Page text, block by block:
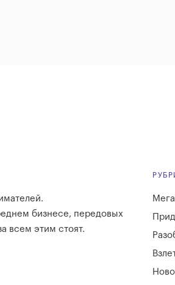
бизнесе, передовых
всем этим стоят.